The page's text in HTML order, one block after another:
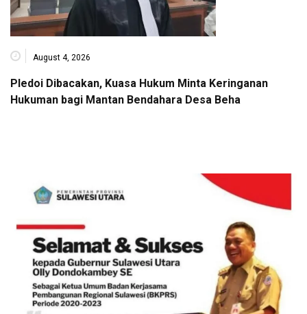
August 4, 2026
Pledoi Dibacakan, Kuasa Hukum Minta Keringanan
Hukuman bagi Mantan Bendahara Desa Beha